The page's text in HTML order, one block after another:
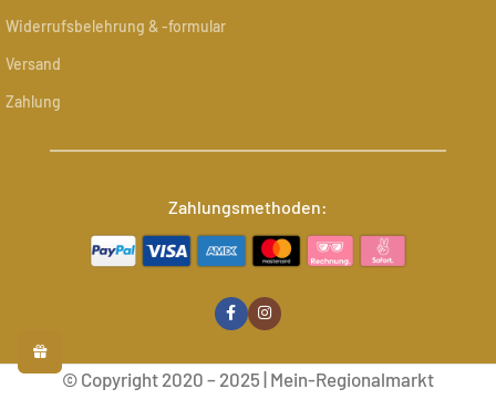
Widerrufsbelehrung & -formular
Versand
Zahlung
Zahlungsmethoden:
© Copyright 2020 – 2025 | Mein-Regionalmarkt